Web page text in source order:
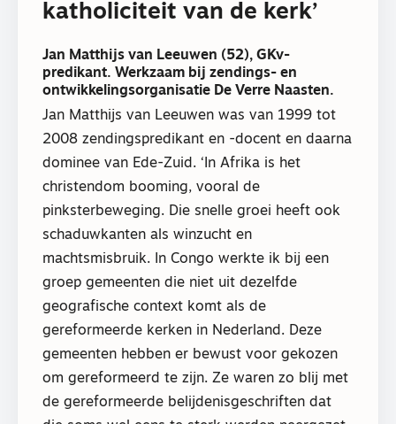
katholiciteit van de kerk’
Jan Matthijs van Leeuwen (52), GKv-
predikant. Werkzaam bij zendings- en
ontwikkelingsorganisatie De Verre Naasten.
Jan Matthijs van Leeuwen was van 1999 tot
2008 zendingspredikant en -docent en daarna
dominee van Ede-Zuid. ‘In Afrika is het
christendom booming, vooral de
pinksterbeweging. Die snelle groei heeft ook
schaduwkanten als winzucht en
machtsmisbruik. In Congo werkte ik bij een
groep gemeenten die niet uit dezelfde
geografische context komt als de
gereformeerde kerken in Nederland. Deze
gemeenten hebben er bewust voor gekozen
om gereformeerd te zijn. Ze waren zo blij met
de gereformeerde belijdenisgeschriften dat